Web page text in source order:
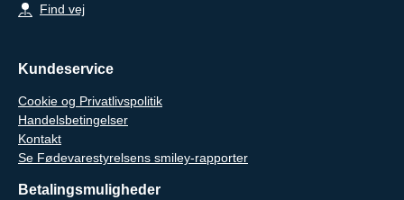
Find vej
Kundeservice
Cookie og Privatlivspolitik
Handelsbetingelser
Kontakt
Se Fødevarestyrelsens smiley-rapporter
Betalingsmuligheder